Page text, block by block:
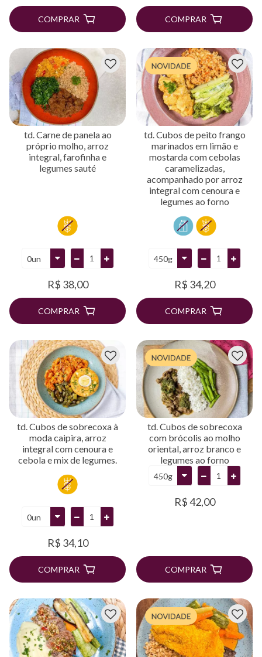
COMPRAR COMPRAR
td. Carne de panela ao
próprio molho, arroz
integral, farofinha e
legumes sauté
R$ 38,00
COMPRAR
td. Cubos de peito frango
marinados em limão e
mostarda com cebolas
caramelizadas,
acompanhado por arroz
integral com cenoura e
legumes ao forno
R$ 34,20
COMPRAR
td. Cubos de sobrecoxa à
moda caipira, arroz
integral com cenoura e
cebola e mix de legumes.
R$ 34,10
COMPRAR
td. Cubos de sobrecoxa
com brócolis ao molho
oriental, arroz branco e
legumes ao forno
R$ 42,00
COMPRAR